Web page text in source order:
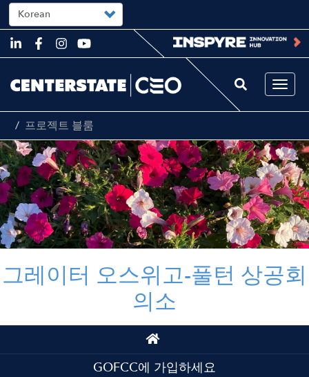
Skip
to
content
Select
your
language
프로젝트 블룸
Image
그레이터 오스위고-풀턴 상공회
의소
Top
Top
GOFCC에 가입하세요